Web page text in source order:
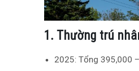
1. Thường trú
2025: Tổng 395,000